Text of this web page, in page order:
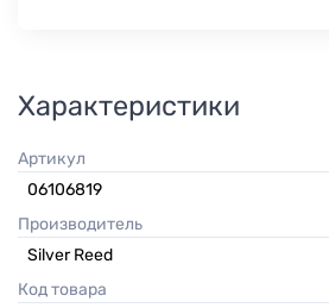
Характеристики
Артикул
06106819
Производитель
Silver Reed
Код товара